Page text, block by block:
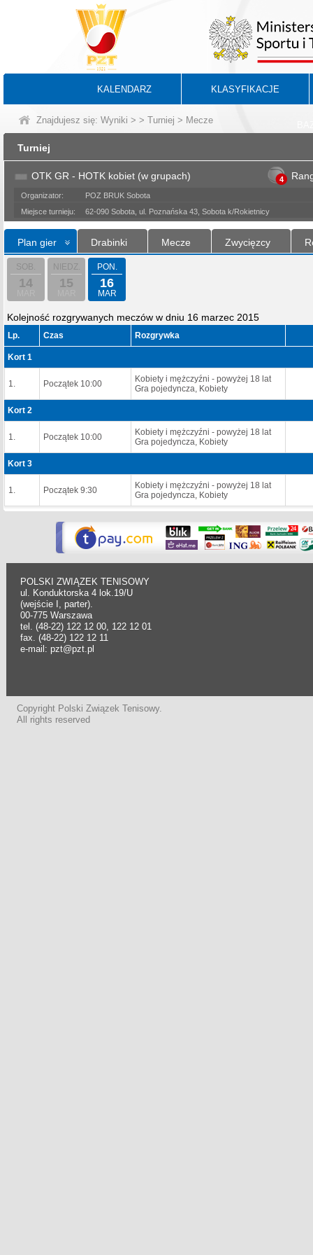
KALENDARZ KLASYFIKACJE
Znajdujesz się: Wyniki > > Turniej > Mecze
Turniej
OTK GR - HOTK kobiet (w grupach) 4
Organizator:
POZ BRUK Sobota
Miejsce turnieju:
62-090 Sobota, ul. Poznańska 43, Sobota k/Rokietnicy
Plan gier Drabinki Mecze Zwycięzcy
SOB.
14
NIEDZ.
15
PON.
16
MAR
Kolejność rozgrywanych meczów w dniu 16 marzec 2015
Lp. Czas Rozgrywka
Kort 1
1. Początek 10:00
Kobiety i mężczyźni - powyżej 18 lat
Gra pojedyncza, Kobiety
Kort 2
1. Początek 10:00
Kobiety i mężczyźni - powyżej 18 lat
Gra pojedyncza, Kobiety
Kort 3
1. Początek 9:30
Kobiety i mężczyźni - powyżej 18 lat
Gra pojedyncza, Kobiety
POLSKI ZWIĄZEK TENISOWY
ul. Konduktorska 4 lok.19/U
(wejście I, parter).
00-775 Warszawa
tel. (48-22) 122 12 00, 122 12 01
fax. (48-22) 122 12 11
e-mail: pzt@pzt.pl
Copyright Polski Związek Tenisowy.
All rights reserved